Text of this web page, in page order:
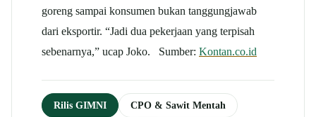
goreng sampai konsumen bukan tanggungjawab
dari eksportir. “Jadi dua pekerjaan yang terpisah
sebenarnya,” ucap Joko. Sumber: Kontan.co.id
Rilis GIMNI CPO & Sawit Mentah